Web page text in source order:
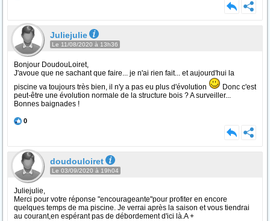
Juliejulie
Le 11/08/2020 à 13h36
Bonjour DoudouLoiret,
J'avoue que ne sachant que faire... je n'ai rien fait... et aujourd'hui la
piscine va toujours très bien, il n'y a pas eu plus d'évolution
Donc c'est
peut-être une évolution normale de la structure bois ? A surveiller...
Bonnes baignades !
0
doudouloiret
Le 03/09/2020 à 19h04
Juliejulie,
Merci pour votre réponse "encourageante"pour profiter en encore
quelques temps de ma piscine. Je verrai après la saison et vous tiendrai
au courant,en espérant pas de débordement d'ici là.A +